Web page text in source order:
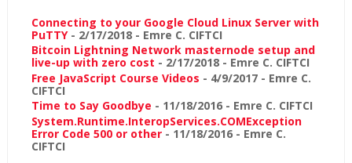
Connecting to your Google Cloud Linux Server with
PuTTY- 2/17/2018- Emre C. CIFTCI
Bitcoin Lightning Network masternode setup and
live-up with zero cost - 2/17/2018- Emre C. CIFTCI
Free JavaScript Course Videos - 4/9/2017- Emre C.
CIFTCI
Time to Say Goodbye - 11/18/2016- Emre C. CIFTCI
System.Runtime.InteropServices.COMException
Error Code 500 or other- 11/18/2016- Emre C.
CIFTCI